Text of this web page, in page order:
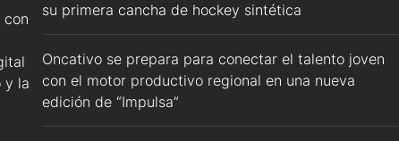
con
y la
su primera cancha de hockey sintética
Oncativo se prepara para conectar el talento joven
con el motor productivo regional en una nueva
edición de “Impulsa”